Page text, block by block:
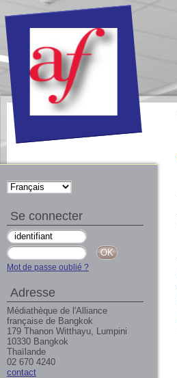
Se connecter
Mot de passe oublié ?
Adresse
Médiathèque de l'Alliance
française de Bangkok
179 Thanon Witthayu, Lumpini
10330 Bangkok
Thaïlande
02 670 4240
contact